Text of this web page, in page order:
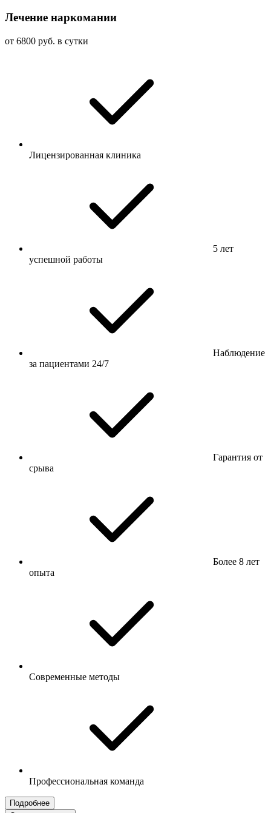
Лечение наркомании
от 6800 руб. в сутки
Лицензированная клиника
5 лет
успешной работы
Наблюдение
за пациентами 24/7
Гарантия от
срыва
Более 8 лет
опыта
Современные методы
Профессиональная команда
Подробнее